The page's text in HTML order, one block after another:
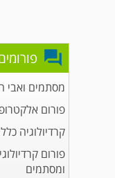
מסתמים ואבי
פורום
קרדיולוגיה
פורום
ומסתמים